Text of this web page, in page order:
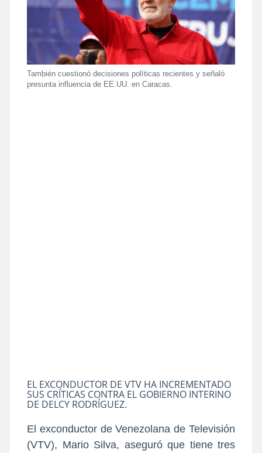
También cuestionó decisiones políticas recientes y señaló
presunta influencia de EE.UU. en Caracas.
EL EXCONDUCTOR DE VTV HA INCREMENTADO
SUS CRÍTICAS CONTRA EL GOBIERNO INTERINO
DE DELCY RODRÍGUEZ.
El exconductor de Venezolana de Televisión
(VTV), Mario Silva, aseguró que tiene tres